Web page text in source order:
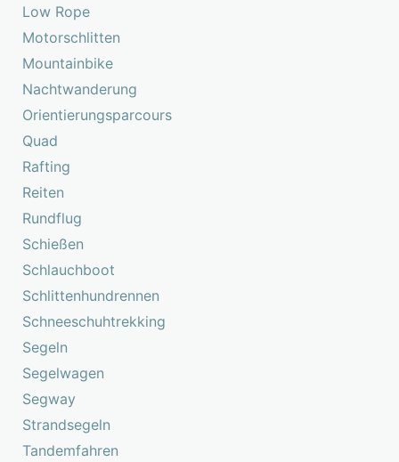
Low Rope
Motorschlitten
Mountainbike
Nachtwanderung
Orientierungsparcours
Quad
Rafting
Reiten
Rundflug
Schießen
Schlauchboot
Schlittenhundrennen
Schneeschuhtrekking
Segeln
Segelwagen
Segway
Strandsegeln
Tandemfahren